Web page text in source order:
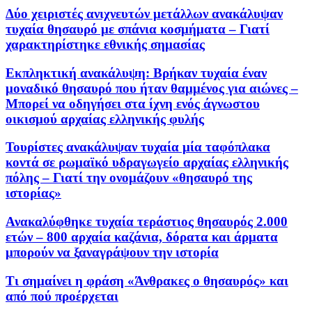
Δύο χειριστές ανιχνευτών μετάλλων ανακάλυψαν
τυχαία θησαυρό με σπάνια κοσμήματα – Γιατί
χαρακτηρίστηκε εθνικής σημασίας
Εκπληκτική ανακάλυψη: Βρήκαν τυχαία έναν
μοναδικό θησαυρό που ήταν θαμμένος για αιώνες –
Μπορεί να οδηγήσει στα ίχνη ενός άγνωστου
οικισμού αρχαίας ελληνικής φυλής
Τουρίστες ανακάλυψαν τυχαία μία ταφόπλακα
κοντά σε ρωμαϊκό υδραγωγείο αρχαίας ελληνικής
πόλης – Γιατί την ονομάζουν «θησαυρό της
ιστορίας»
Ανακαλύφθηκε τυχαία τεράστιος θησαυρός 2.000
ετών – 800 αρχαία καζάνια, δόρατα και άρματα
μπορούν να ξαναγράψουν την ιστορία
Τι σημαίνει η φράση «Άνθρακες ο θησαυρός» και
από πού προέρχεται